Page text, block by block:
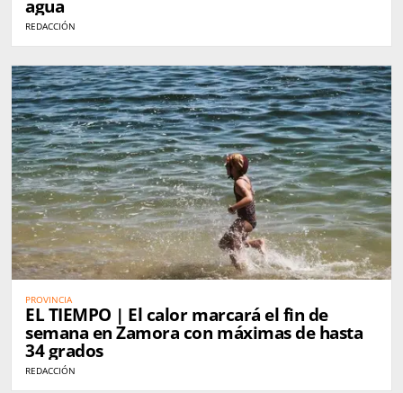
agua
REDACCIÓN
PROVINCIA
EL TIEMPO | El calor marcará el fin de
semana en Zamora con máximas de hasta
34 grados
REDACCIÓN